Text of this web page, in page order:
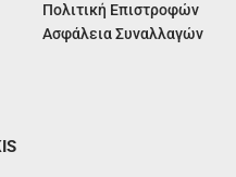
Πολιτική Επιστροφών
Ασφάλεια Συναλλαγών